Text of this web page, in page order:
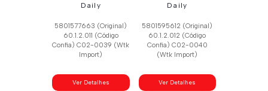
Daily
5801577663 (Original)
60.1.2.011 (Código
Confia) C02-0039 (Wtk
Import)
Ver Detalhes
Daily
5801595612 (Original)
60.1.2.012 (Código
Confia) C02-0040
(Wtk Import)
Ver Detalhes